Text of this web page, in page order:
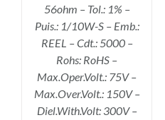
56ohm – Tol.: 1% –
Puis.: 1/10W-S – Emb.:
REEL – Cdt.: 5000 –
Rohs: RoHS –
Max.Oper.Volt.: 75V –
Max.Over.Volt.: 150V –
Diel.With.Volt: 300V –